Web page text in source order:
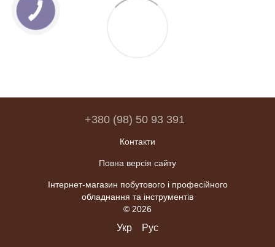
+380 (98) 50 93 391
Контакти
Повна версія сайту
Інтернет-магазин побутового і професійного
обладнання та інструментів
© 2026
Укр Рус